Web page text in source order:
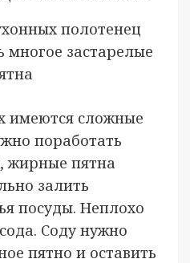
полотенец
многое застарелые
имеются сложные
поработать
жирные пятна
залить
посуды. Неплохо
Соду нужно
пятно и оставить